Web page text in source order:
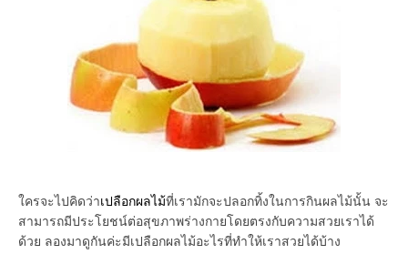
ใครจะไปคิดว่าเปลือกผลไม้ที่เรามักจะปลอกทิ้งในการกินผลไม้นั้น จะ
สามารถมีประโยชน์ต่อสุขภาพร่างกายโดยตรงกับความสวยเราได้
ด้วย ลองมาดูกันค่ะมีเปลือกผลไม้อะไรที่ทำให้เราสวยได้บ้าง